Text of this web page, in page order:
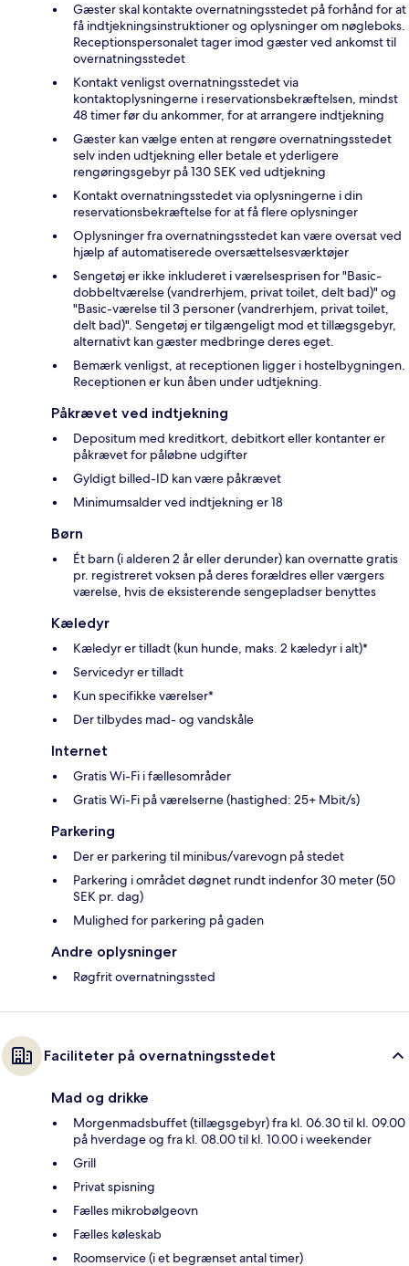
Gæster skal kontakte overnatningsstedet på forhånd for at
få indtjekningsinstruktioner og oplysninger om nøgleboks.
Receptionspersonalet tager imod gæster ved ankomst til
overnatningsstedet
Kontakt venligst overnatningsstedet via
kontaktoplysningerne i reservationsbekræftelsen, mindst
48 timer før du ankommer, for at arrangere indtjekning
Gæster kan vælge enten at rengøre overnatningsstedet
selv inden udtjekning eller betale et yderligere
rengøringsgebyr på 130 SEK ved udtjekning
Kontakt overnatningsstedet via oplysningerne i din
reservationsbekræftelse for at få flere oplysninger
Oplysninger fra overnatningsstedet kan være oversat ved
hjælp af automatiserede oversættelsesværktøjer
Sengetøj er ikke inkluderet i værelsesprisen for "Basic-
dobbeltværelse (vandrerhjem, privat toilet, delt bad)" og
"Basic-værelse til 3 personer (vandrerhjem, privat toilet,
delt bad)". Sengetøj er tilgængeligt mod et tillægsgebyr,
alternativt kan gæster medbringe deres eget.
Bemærk venligst, at receptionen ligger i hostelbygningen.
Receptionen er kun åben under udtjekning.
Påkrævet ved indtjekning
Depositum med kreditkort, debitkort eller kontanter er
påkrævet for påløbne udgifter
Gyldigt billed-ID kan være påkrævet
Minimumsalder ved indtjekning er 18
Børn
Ét barn (i alderen 2 år eller derunder) kan overnatte gratis
pr. registreret voksen på deres forældres eller værgers
værelse, hvis de eksisterende sengepladser benyttes
Kæledyr
Kæledyr er tilladt (kun hunde, maks. 2 kæledyr i alt)*
Servicedyr er tilladt
Kun specifikke værelser*
Der tilbydes mad- og vandskåle
Internet
Gratis Wi-Fi i fællesområder
Gratis Wi-Fi på værelserne (hastighed: 25+ Mbit/s)
Parkering
Der er parkering til minibus/varevogn på stedet
Parkering i området døgnet rundt indenfor 30 meter (50
SEK pr. dag)
Mulighed for parkering på gaden
Andre oplysninger
Røgfrit overnatningssted
Faciliteter på overnatningsstedet
Mad og drikke
Morgenmadsbuffet (tillægsgebyr) fra kl. 06.30 til kl. 09.00
på hverdage og fra kl. 08.00 til kl. 10.00 i weekender
Grill
Privat spisning
Fælles mikrobølgeovn
Fælles køleskab
Roomservice (i et begrænset antal timer)